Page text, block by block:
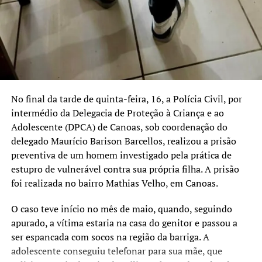
No final da tarde de quinta-feira, 16, a Polícia Civil, por
intermédio da Delegacia de Proteção à Criança e ao
Adolescente (DPCA) de Canoas, sob coordenação do
delegado Maurício Barison Barcellos, realizou a prisão
preventiva de um homem investigado pela prática de
estupro de vulnerável contra sua própria filha. A prisão
foi realizada no bairro Mathias Velho, em Canoas.
O caso teve início no mês de maio, quando, seguindo
apurado, a vítima estaria na casa do genitor e passou a
ser espancada com socos na região da barriga. A
adolescente conseguiu telefonar para sua mãe, que